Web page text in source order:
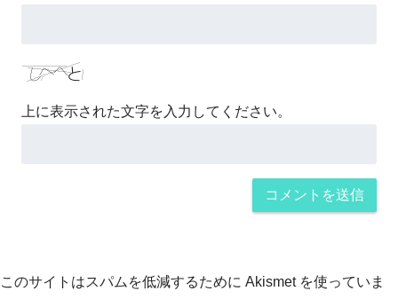
上に表示された文字を入力してください。
このサイトはスパムを低減するために Akismet を使っていま